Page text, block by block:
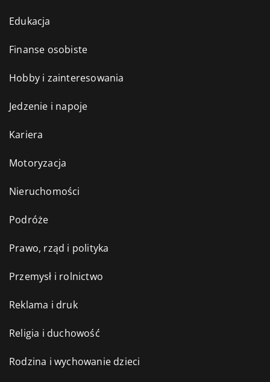
Edukacja
Finanse osobiste
Hobby i zainteresowania
Jedzenie i napoje
Kariera
Motoryzacja
Nieruchomości
Podróże
Prawo, rząd i polityka
Przemysł i rolnictwo
Reklama i druk
Religia i duchowość
Rodzina i wychowanie dzieci